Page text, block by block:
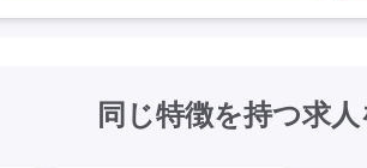
同じ特徴を持つ求人